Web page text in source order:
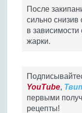
После
сильно снизив
в зависимости
жарки.
YouTube,
первыми
рецепты!